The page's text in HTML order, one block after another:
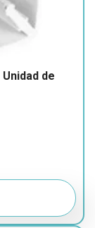
Unidad de